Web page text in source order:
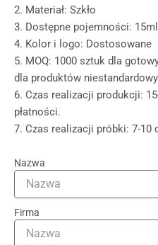
2. Materiał: Szkło
3. Dostępne pojemności:
4. Kolor i logo: Dostosowane
5. MOQ: 1000 sztuk dla
dla produktów
6. Czas realizacji produkcji:
płatności.
7. Czas realizacji próbki: 7-10
Nazwa
Firma